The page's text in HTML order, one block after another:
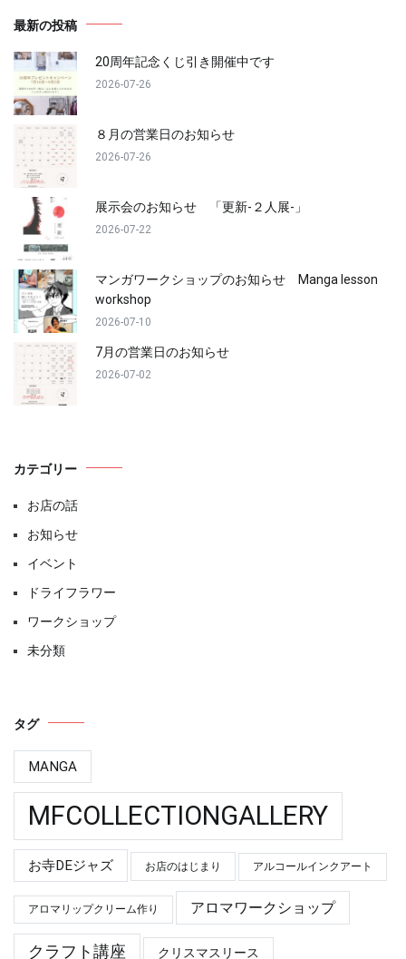
ビ
ゲ
ー
シ
ョ
ン
最新の投稿
20周年記念くじ引き開催中です
2026-07-26
８月の営業日のお知らせ
2026-07-26
展示会のお知らせ 「更新-２人展-」
2026-07-22
マンガワークショップのお知らせ Manga lesson
workshop
2026-07-10
7月の営業日のお知らせ
2026-07-02
カテゴリー
お店の話
お知らせ
イベント
ドライフラワー
ワークショップ
未分類
タグ
MANGA
MFCOLLECTIONGALLERY
お寺DEジャズ お店のはじまり アルコールインクアート
アロマリップクリーム作り アロマワークショップ
クラフト講座 クリスマスリース